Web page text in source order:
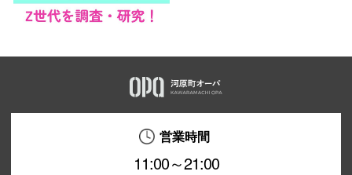
営業時間
11:00～21:00